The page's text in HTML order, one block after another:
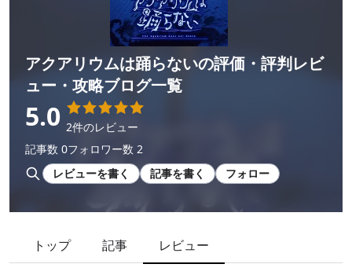
アクアリウムは踊らないの評価・評判レビ
ュー・攻略ブログ一覧
5.0 2件のレビュー
記事数 0フォロワー数 2
レビューを書く
記事を書く フォロー
トップ 記事 レビュー